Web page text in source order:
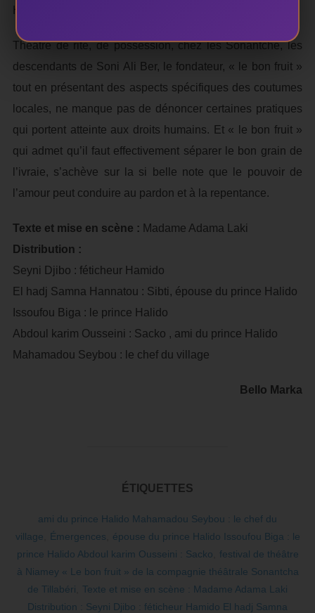
Histoire triste, mais qui finalement finit bien.
Théâtre de rite, de possession, chez les Sonantché, les
descendants de Soni Ali Ber, le fondateur, « le bon fruit »
tout en présentant des aspects spécifiques des coutumes
locales, ne manque pas de dénoncer certaines pratiques
qui portent atteinte aux droits humains. Et « le bon fruit »
qui admet qu’il faut effectivement séparer le bon grain de
l’ivraie, s’achève sur la si belle note que le pouvoir de
l’amour peut conduire au pardon et à la repentance.
Texte et mise en scène : Madame Adama Laki
Distribution :
Seyni Djibo : féticheur Hamido
El hadj Samna Hannatou : Sibti, épouse du prince Halido
Issoufou Biga : le prince Halido
Abdoul karim Ousseini : Sacko , ami du prince Halido
Mahamadou Seybou : le chef du village
Bello Marka
ÉTIQUETTES
ami du prince Halido Mahamadou Seybou : le chef du
village
Émergences
épouse du prince Halido Issoufou Biga : le
prince Halido Abdoul karim Ousseini : Sacko
festival de théâtre
à Niamey « Le bon fruit » de la compagnie théâtrale Sonantcha
de Tillabéri
Texte et mise en scène : Madame Adama Laki
Distribution : Seyni Djibo : féticheur Hamido El hadj Samna